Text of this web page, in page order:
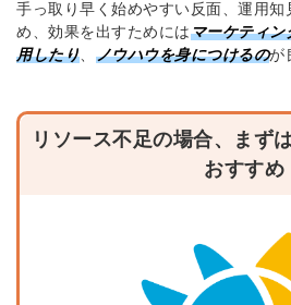
手っ取り早く始めやすい反面、運用知
め、効果を出すためにはマーケティン
用したり
ノウハウを身につけるのが
リソース不足の場合、まず
おすすめ